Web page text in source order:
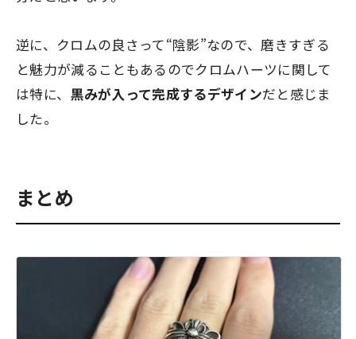
逆に、クロムの良さって“陰影”なので、磨きすぎる
と魅力が減ることもあるのでクロムハーツに関して
は特に、 黒みが入って完成するデザインだと感じま
した。
まとめ